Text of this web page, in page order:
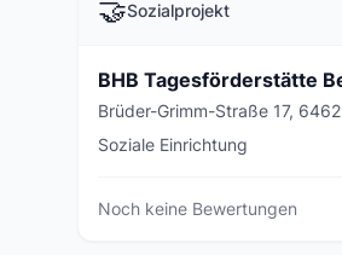
🤝Sozialprojekt
BHB Tagesförderstätte
Brüder-Grimm-Straße 17,
Soziale Einrichtung
Noch keine Bewertungen